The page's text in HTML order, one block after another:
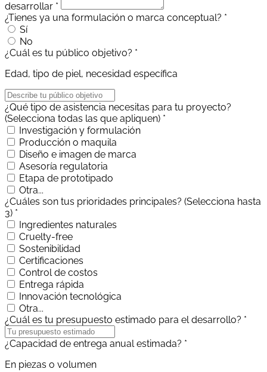
desarrollar *
¿Tienes ya una formulación o marca conceptual? *
Sí
No
¿Cuál es tu público objetivo? *
Edad, tipo de piel, necesidad específica
¿Qué tipo de asistencia necesitas para tu proyecto?
(Selecciona todas las que apliquen) *
Investigación y formulación
Producción o maquila
Diseño e imagen de marca
Asesoría regulatoria
Etapa de prototipado
Otra...
¿Cuáles son tus prioridades principales? (Selecciona hasta
3) *
Ingredientes naturales
Cruelty-free
Sostenibilidad
Certificaciones
Control de costos
Entrega rápida
Innovación tecnológica
Otra...
¿Cuál es tu presupuesto estimado para el desarrollo? *
¿Capacidad de entrega anual estimada? *
En piezas o volumen